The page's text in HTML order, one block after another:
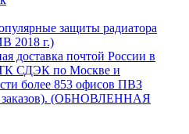
защиты радиатора
2018 г.)
доставка почтой России в
СДЭК по Москве и
более 853 офисов ПВЗ
заказов). (ОБНОВЛЕННАЯ